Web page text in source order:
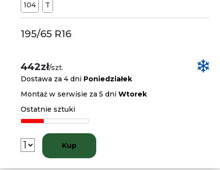
104
T
195/65 R16
442zł/szt.
Dostawa za 4 dni Poniedziałek
Montaż w serwisie za 5 dniWtorek
Ostatnie sztuki
Kup